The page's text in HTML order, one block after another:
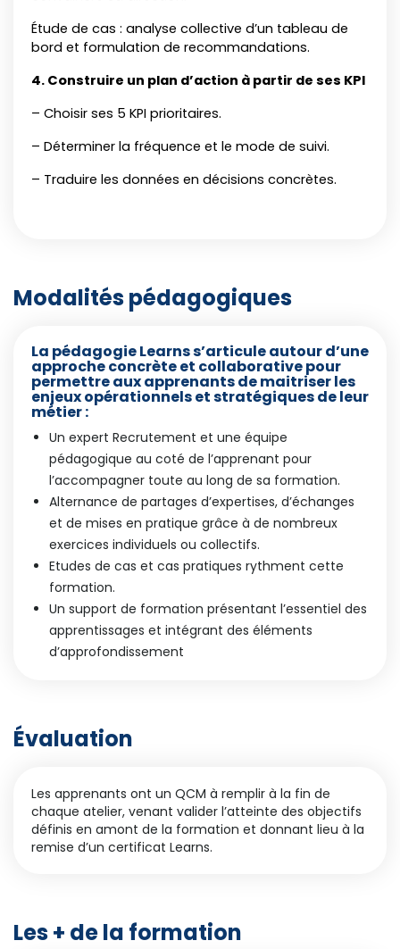
Étude de cas : analyse collective d’un tableau de
bord et formulation de recommandations.
4. Construire un plan d’action à partir de ses KPI
– Choisir ses 5 KPI prioritaires.
– Déterminer la fréquence et le mode de suivi.
– Traduire les données en décisions concrètes.
Modalités pédagogiques
La pédagogie Learns s’articule autour d’une
approche concrète et collaborative pour
permettre aux apprenants de maitriser les
enjeux opérationnels et stratégiques de leur
métier :
Un expert Recrutement et une équipe
pédagogique au coté de l’apprenant pour
l’accompagner toute au long de sa formation.
Alternance de partages d’expertises, d’échanges
et de mises en pratique grâce à de nombreux
exercices individuels ou collectifs.
Etudes de cas et cas pratiques rythment cette
formation.
Un support de formation présentant l’essentiel des
apprentissages et intégrant des éléments
d’approfondissement
Évaluation
Les apprenants ont un QCM à remplir à la fin de
chaque atelier, venant valider l’atteinte des objectifs
définis en amont de la formation et donnant lieu à la
remise d’un certificat Learns.
Les + de la formation